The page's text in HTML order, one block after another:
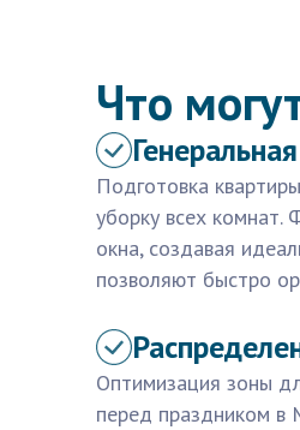
Что
Подготовка
уборку всех
окна, создавая
позволяют быстро
Оптимизация зоны
перед праздником в